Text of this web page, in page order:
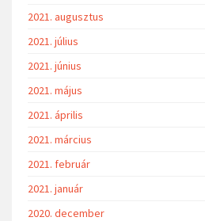
2021. augusztus
2021. július
2021. június
2021. május
2021. április
2021. március
2021. február
2021. január
2020. december